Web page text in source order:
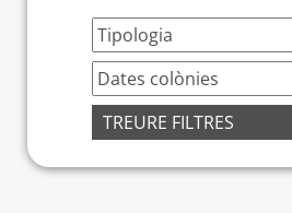
TREURE FILTRES